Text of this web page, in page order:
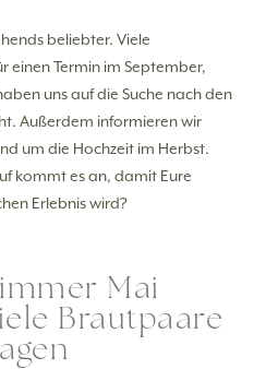
beliebter. Viele
einen Termin im September,
uns auf die Suche nach den
Außerdem informieren wir
um die Hochzeit im Herbst.
kommt es an, damit Eure
Erlebnis wird?
Mai
Brautpaare